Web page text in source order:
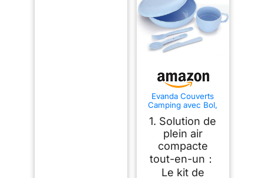
Evanda Couverts
Camping avec Bol,
cuillère, Fourchette,
Couteau et Sac de
Transport,
Réutilisable
Accessoires de
Camping Essentiel
Équipement léger et
1. Solution de
plein air
compacte
tout-en-un：
Le kit de